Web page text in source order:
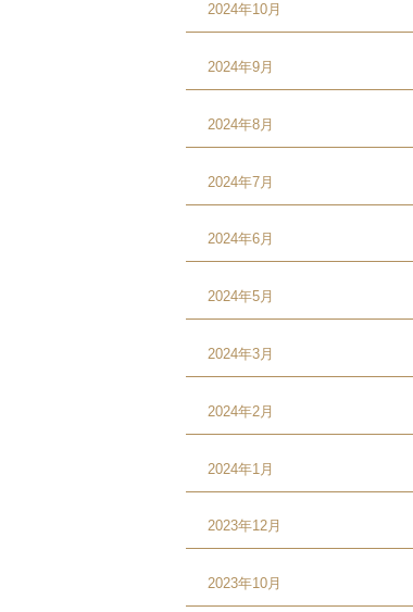
2024年10月
2024年9月
2024年8月
2024年7月
2024年6月
2024年5月
2024年3月
2024年2月
2024年1月
2023年12月
2023年10月